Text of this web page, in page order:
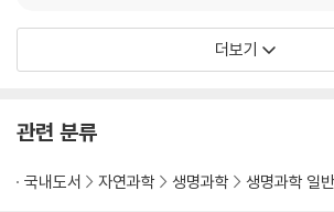
세포의 내골격 176 / 규조류 178 / 미세한 껍질
셀룰로스 갑옷 184 / 해면의 골편 186 / 튀기는 물
더보기
관련 분류
국내도서 자연과학 생명과학 생명과학 일반